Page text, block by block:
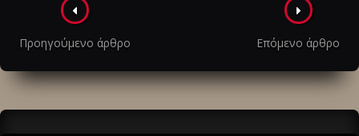
Πλοήγηση
στα
άρθρα
Προηγούμενο άρθρο Επόμενο άρθρο